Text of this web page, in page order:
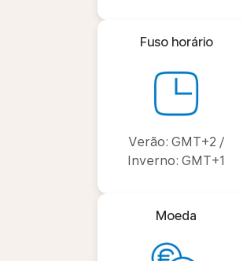
Fuso horário
Verão: GMT+2 /
Inverno: GMT+1
Moeda